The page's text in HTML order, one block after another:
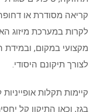
קריאה מסודרת או
לקרות במערכת מיזוג
מקצועי במקום, ובמידת
לצורך תיקונם היסודי.
קיימות תקלות
בגז, וכאן התיקון קל